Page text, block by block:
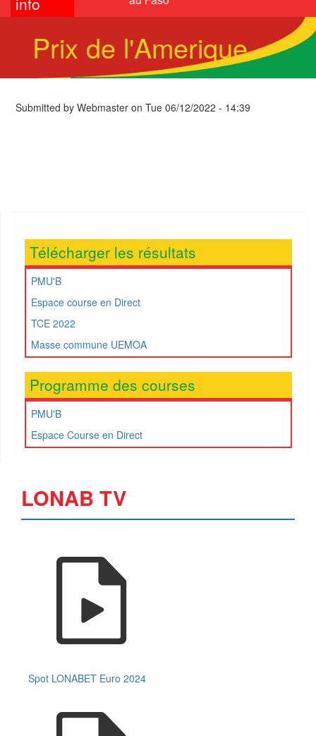
Prix de l'Amerique
Submitted by Webmaster on Tue 06/12/2022 - 14:39
Télécharger les résultats
PMU'B
Espace course en Direct
TCE 2022
Masse commune UEMOA
Programme des courses
PMU'B
Espace Course en Direct
LONAB TV
Spot LONABET Euro 2024